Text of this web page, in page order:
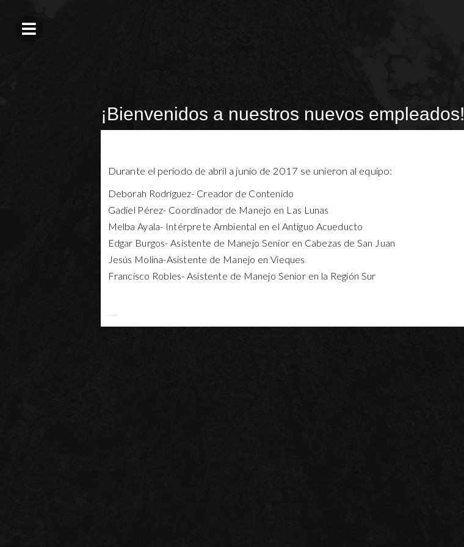
¡Bienvenidos a nuestros nuevos empleados!
Durante el periodo de abril a junio de 2017 se unieron al equipo:
Deborah Rodríguez- Creador de Contenido
Gadiel Pérez- Coordinador de Manejo en Las Lunas
Melba Ayala- Intérprete Ambiental en el Antiguo Acueducto
Edgar Burgos- Asistente de Manejo Senior en Cabezas de San Juan
Jesús Molina-Asistente de Manejo en Vieques
Francisco Robles- Asistente de Manejo Senior en la Región Sur